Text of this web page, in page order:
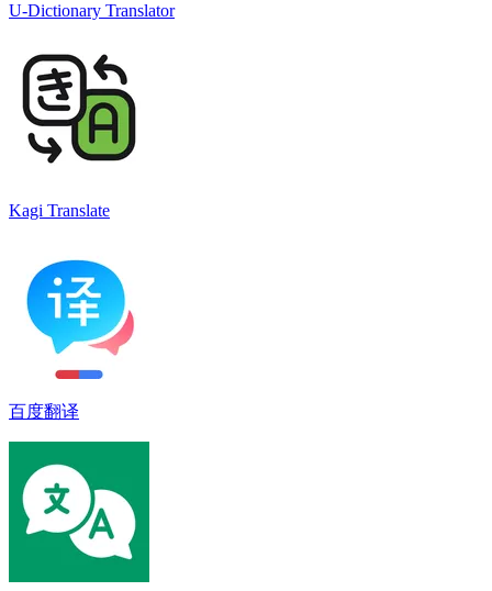
U-Dictionary Translator
Kagi Translate
百度翻译